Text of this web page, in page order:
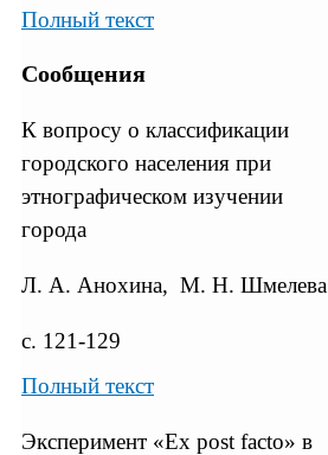
Полный текст
Сообщения
К вопросу о классификации
городского населения при
этнографическом изучении
города
Л. А. Анохина, М. Н. Шмелева
с. 121-129
Полный текст
Эксперимент «Ех post facto» в